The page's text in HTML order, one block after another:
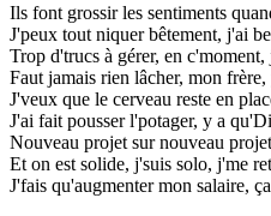
Ils font grossir les sentiments
J'peux tout niquer bêtement, j'ai
Trop d'trucs à gérer, en
Faut jamais rien lâcher, mon
J'veux que le cerveau reste en
J'ai fait pousser l'potager, y a
Nouveau projet sur nouveau
Et on est solide, j'suis solo, j'me
J'fais qu'augmenter mon salaire,